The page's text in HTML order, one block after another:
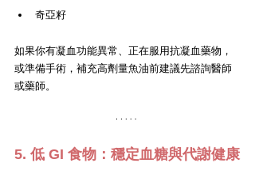
奇亞籽
如果你有凝血功能異常、正在服用抗凝血藥物，
或準備手術，補充高劑量魚油前建議先諮詢醫師
或藥師。
5. 低 GI 食物：穩定血糖與代謝健康